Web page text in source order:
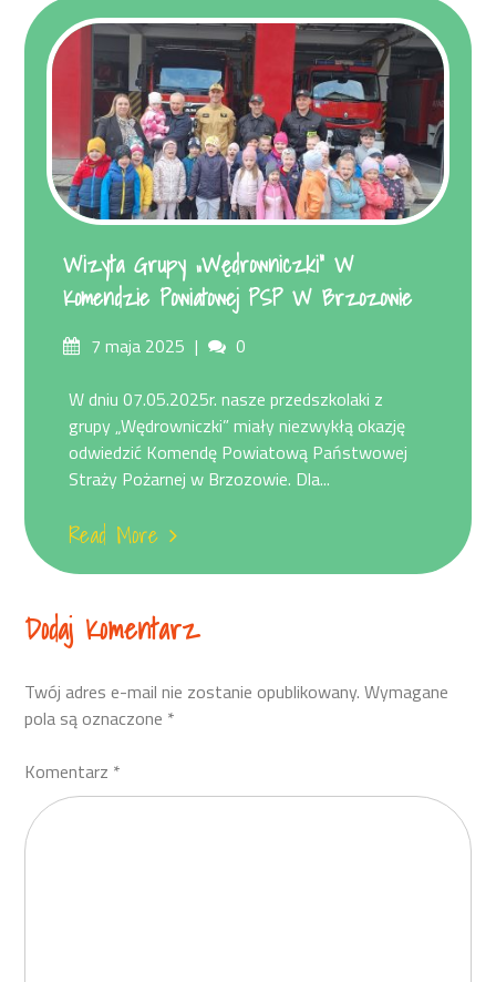
Wizyta Grupy „Wędrowniczki” W
Komendzie Powiatowej PSP W Brzozowie
Posted7 maja 2025 Comments
0
W dniu 07.05.2025r. nasze przedszkolaki z
grupy „Wędrowniczki” miały niezwykłą okazję
odwiedzić Komendę Powiatową Państwowej
Straży Pożarnej w Brzozowie. Dla...
Read More
Dodaj Komentarz
Twój adres e-mail nie zostanie opublikowany. Wymagane
pola są oznaczone *
Komentarz *